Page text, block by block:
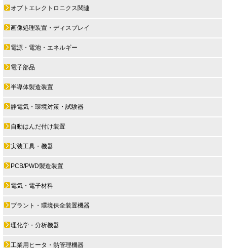
オプトエレクトロニクス関連
画像処理装置・ディスプレイ
電源・電池・エネルギー
電子部品
半導体製造装置
静電気・環境対策・試験器
自動はんだ付け装置
実装工具・機器
PCB/PWD製造装置
電気・電子材料
プラント・環境保全装置機器
理化学・分析機器
工業用ヒータ・熱管理機器